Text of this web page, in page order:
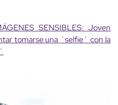
SENSIBLES: Joven
tomarse una ´selfie´ con la